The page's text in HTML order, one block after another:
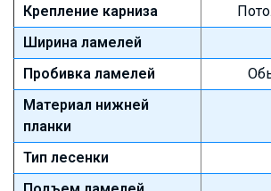
Крепление карниза
Ширина ламелей
Пробивка ламелей
Материал нижней
планки
Тип лесенки